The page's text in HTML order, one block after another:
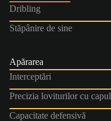
Dribling
Stăpânire de sine
Apărarea
Interceptări
Precizia loviturilor cu capul
Capacitate defensivă